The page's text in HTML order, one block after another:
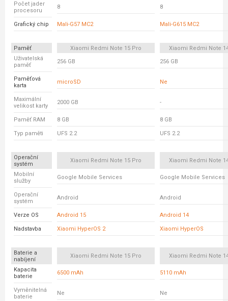
Počet jader
procesoru
8 8
Grafický chip Mali-G57 MC2 Mali-G615 MC2
Paměť Xiaomi Redmi Note 15 Pro
Xiaomi Redmi Note
Uživatelská
paměť
256 GB 256 GB
Paměťová
karta
microSD Ne
Maximální
velikost karty
2000 GB -
Paměť RAM 8 GB 8 GB
Typ paměti UFS 2.2 UFS 2.2
Operační
systém
Xiaomi Redmi Note 15 Pro Xiaomi Redmi Note
Mobilní
služby
Google Mobile Services Google Mobile Services
Operační
systém
Android Android
Verze OS Android 15 Android 14
Nadstavba Xiaomi HyperOS 2 Xiaomi HyperOS
Baterie a
nabíjení
Xiaomi Redmi Note 15 Pro Xiaomi Redmi Note
Kapacita
baterie
6500 mAh 5110 mAh
Vyměnitelná
baterie
Ne Ne